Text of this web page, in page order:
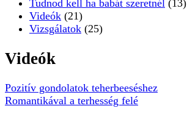
Tudnod kell ha babát szeretnél (13)
Videók (21)
Vizsgálatok (25)
Videók
Pozitív gondolatok teherbeeséshez
Romantikával a terhesség felé